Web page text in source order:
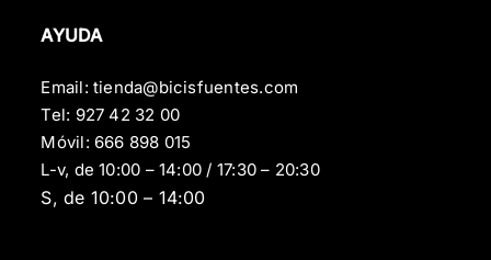
AYUDA
Email:tienda@bicisfuentes.com
Tel: 927 42 32 00
Móvil: 666 898 015
L-v, de 10:00 – 14:00 / 17:30 – 20:30
S, de 10:00 – 14:00